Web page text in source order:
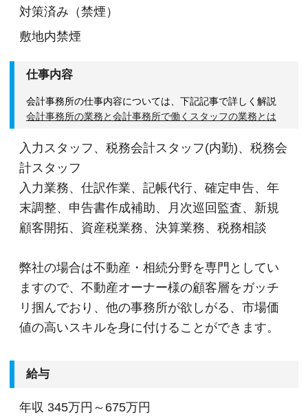
対策済み（禁煙）
敷地内禁煙
仕事内容
会計事務所の仕事内容については、下記記事で詳しく解説
会計事務所の業務と会計事務所で働くスタッフの業務とは
入力スタッフ、税務会計スタッフ(内勤)、税務会
計スタッフ
入力業務、仕訳作業、記帳代行、確定申告、年
末調整、申告書作成補助、月次巡回監査、新規
顧客開拓、資産税業務、決算業務、税務相談
弊社の場合は不動産・相続分野を専門としてい
ますので、不動産オーナー様の顧客層をガッチ
リ掴んでおり、他の事務所が欲しがる、市場価
値の高いスキルを身に付けることができます。
給与
年収 345万円～675万円